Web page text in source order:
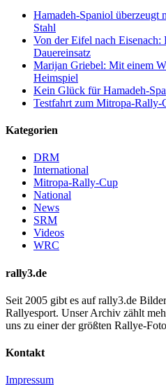
Hamadeh-Spaniol
Stahl
Von der Eifel nach Eisenach:
Dauereinsatz
Marijan Griebel: Mit einem
Heimspiel
Kein Glück für Hamadeh-
Testfahrt zum Mitropa-Rally-
Kategorien
DRM
International
Mitropa-Rally-Cup
National
News
SRM
Videos
WRC
rally3.de
Seit 2005 gibt es auf rally3.de
Rallyesport. Unser Archiv zählt
uns zu einer der größten Rallye-
Kontakt
Impressum